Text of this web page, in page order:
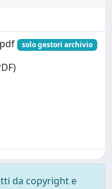
solo gestori archivio
da copyright e